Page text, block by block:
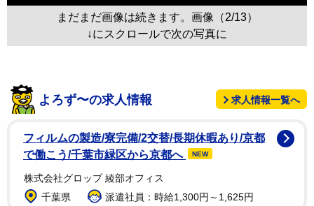
まだまだ画像は続きます。画像（2/13）
↓にスクロールで次の写真に
よろず〜の求人情報 求人情報一覧へ
フィルムの製造/寮完備/2交替/長期休暇あり/京都
で働こう/千葉市緑区から京都へ
NEW
株式会社グロップ 綾部オフィス
千葉県
派遣社員：時給1,300円～1,625円